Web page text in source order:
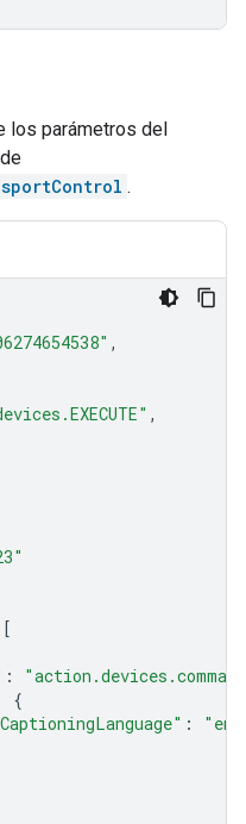
los parámetros del
.
,
,
[
:
{
:
"en"